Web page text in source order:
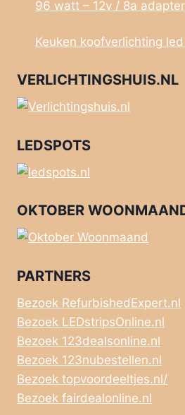
96 watt – 12v / 8a
Keuken koofverlichting
VERLICHTINGSHUIS.NL
LEDSPOTS
OKTOBER
PARTNERS
Bezoek RefurbishedExpert.nl
Bezoek LEDstripsOnline.nl
Bezoek 123dealsonline.nl
Bezoek 123nubestellen.nl
Bezoek topvoordeeltjes.nl/
Bezoek fairdealonline.nl